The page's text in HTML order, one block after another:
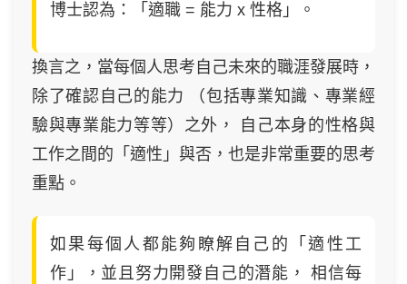
博士認為：「適職 = 能力 x 性格」。
換言之，當每個人思考自己未來的職涯發展時，
除了確認自己的能力 （包括專業知識、專業經
驗與專業能力等等）之外， 自己本身的性格與
工作之間的「適性」與否，也是非常重要的思考
重點。
如果每個人都能夠瞭解自己的「適性工
作」，並且努力開發自己的潛能， 相信每